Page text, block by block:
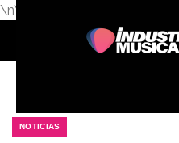
\n\n
NOTICIAS